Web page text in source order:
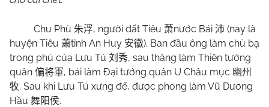
Chu Phù 朱浮, người đất Tiêu 萧nước Bái 沛 (nay là
huyện Tiêu 萧tỉnh An Huy 安徽). Ban đầu ông làm chủ bạ
trong phủ của Lưu Tú 刘秀, sau thăng làm Thiên tướng
quân 偏将軍, bái làm Đại tướng quân U Châu mục 幽州
牧. Sau khi Lưu Tú xưng đế, được phong làm Vũ Dương
Hầu 舞阳侯.